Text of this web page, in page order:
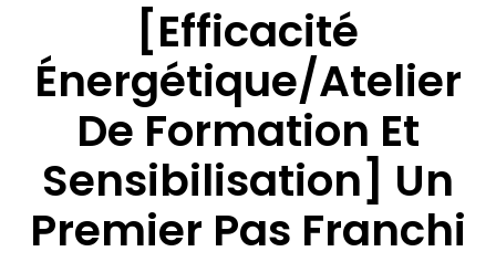
[Efficacité
Énergétique/Atelier
De Formation Et
Sensibilisation] Un
Premier Pas Franchi